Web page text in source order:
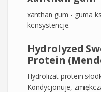
xanthan gum - guma
konsystencję.
Hydrolyzed
Protein
Hydrolizat protein
Kondycjonuje,